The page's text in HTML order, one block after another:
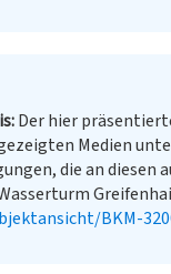
Der hier
Medien
die an diesen
BKM-